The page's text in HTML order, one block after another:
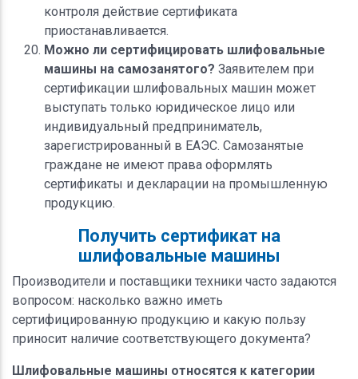
контроля действие сертификата
приостанавливается.
Можно ли сертифицировать шлифовальные
машины на самозанятого? Заявителем при
сертификации шлифовальных машин может
выступать только юридическое лицо или
индивидуальный предприниматель,
зарегистрированный в ЕАЭС. Самозанятые
граждане не имеют права оформлять
сертификаты и декларации на промышленную
продукцию.
Получить сертификат на
шлифовальные машины
Производители и поставщики техники часто задаются
вопросом: насколько важно иметь
сертифицированную продукцию и какую пользу
приносит наличие соответствующего документа?
Шлифовальные машины относятся к категории